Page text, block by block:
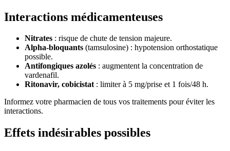
Interactions médicamenteuses
Nitrates : risque de chute de tension majeure.
Alpha-bloquants (tamsulosine) : hypotension orthostatique
possible.
Antifongiques azolés : augmentent la concentration de
vardenafil.
Ritonavir, cobicistat: limiter à 5 mg/prise et 1 fois/48 h.
Informez votre pharmacien de tous vos traitements pour éviter les
interactions.
Effets indésirables possibles